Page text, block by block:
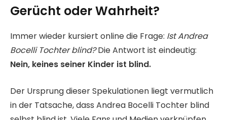
Gerücht oder Wahrheit?
Immer wieder kursiert online die Frage: Ist Andrea
Bocelli Tochter blind?Die Antwort ist eindeutig:
Nein, keines seiner Kinder ist blind.
Der Ursprung dieser Spekulationen liegt vermutlich
in der Tatsache, dass Andrea Bocelli Tochter blind